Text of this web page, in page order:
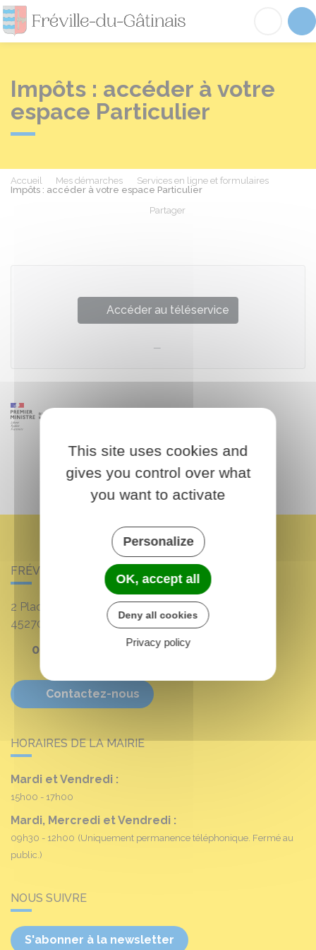
Fréville-du-
Impôts : accéder à votre
espace Particulier
Accueil Mes démarches
Services en ligne et formulaires
Impôts : accéder à votre espace Particulier
Partager
Accéder au téléservice
FRÉVILLE-DU-GÂTINAIS
2 Place Louis Croum
45270
Fréville-du-Gâtinais
02 38 90 11 16
Contactez-nous
HORAIRES DE LA MAIRIE
Mardi et Vendredi :
15h00 - 17h00
Mardi, Mercredi et Vendredi :
09h30 - 12h00 (Uniquement permanence téléphonique. Fermé au
public.)
NOUS SUIVRE
S'abonner à la newsletter
This site uses cookies and
gives you control over what
you want to activate
Personalize
OK, accept all
Deny all cookies
Privacy policy